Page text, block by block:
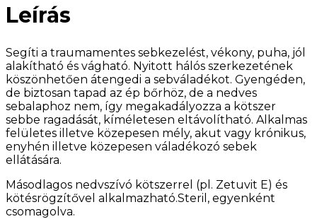
db
mennyiség
Leírás
Segíti a traumamentes sebkezelést, vékony, puha, jól
alakítható és vágható. Nyitott hálós szerkezetének
köszönhetően átengedi a sebváladékot. Gyengéden,
de biztosan tapad az ép bőrhöz, de a nedves
sebalaphoz nem, így megakadályozza a kötszer
sebbe ragadását, kíméletesen eltávolítható. Alkalmas
felületes illetve közepesen mély, akut vagy krónikus,
enyhén illetve közepesen váladékozó sebek
ellátására.
Másodlagos nedvszívó kötszerrel (pl. Zetuvit E) és
kötésrögzítővel alkalmazható.Steril, egyenként
csomagolva.